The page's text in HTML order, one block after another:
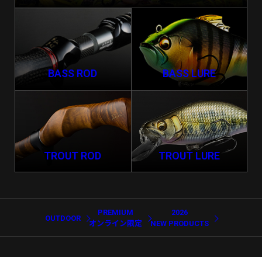
BASS ROD BASS LURE
TROUT ROD TROUT LURE
OUTDOOR
PREMIUM
オンライン限定
2026
NEW PRODUCTS